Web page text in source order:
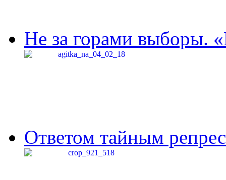
Не за горами выборы.
Ответом тайным